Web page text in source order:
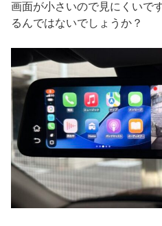
画面が小さいので見にくいで
るんではないでしょうか？